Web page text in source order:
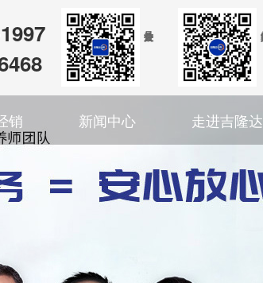
销 新闻中心 走进吉隆达